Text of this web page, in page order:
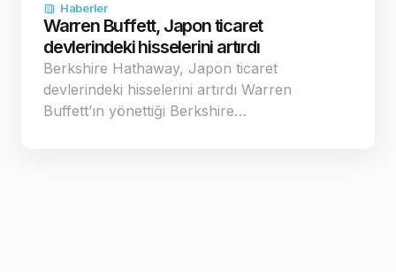
Haberler
Warren Buffett, Japon ticaret
devlerindeki hisselerini artırdı
Berkshire Hathaway, Japon ticaret
devlerindeki hisselerini artırdı Warren
Buffett’ın yönettiği Berkshire…